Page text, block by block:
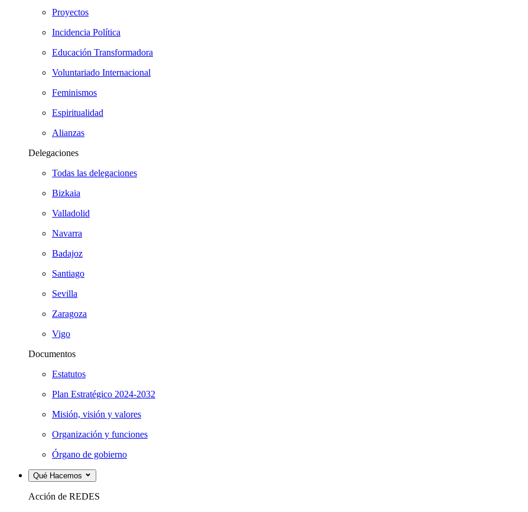
Proyectos
Incidencia Política
Educación Transformadora
Voluntariado Internacional
Feminismos
Espiritualidad
Alianzas
Delegaciones
Todas las delegaciones
Bizkaia
Valladolid
Navarra
Badajoz
Santiago
Sevilla
Zaragoza
Vigo
Documentos
Estatutos
Plan Estratégico 2024-2032
Misión, visión y valores
Organización y funciones
Órgano de gobierno
Qué Hacemos
Acción de REDES